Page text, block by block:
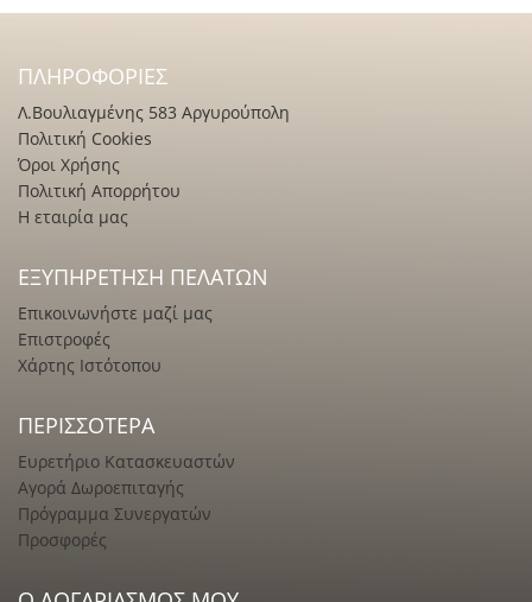
ΠΛΗΡΟΦΟΡΊΕΣ
Λ.Βουλιαγμένης 583 Αργυρούπολη
Πολιτική Cookies
Όροι Χρήσης
Πολιτική Απορρήτου
Η εταιρία μας
ΕΞΥΠΗΡΈΤΗΣΗ ΠΕΛΑΤΏΝ
Επικοινωνήστε μαζί μας
Επιστροφές
Χάρτης Ιστότοπου
ΠΕΡΙΣΣΌΤΕΡΑ
Ευρετήριο Κατασκευαστών
Αγορά Δωροεπιταγής
Πρόγραμμα Συνεργατών
Προσφορές